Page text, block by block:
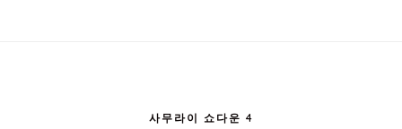
사무라이 쇼다운 4